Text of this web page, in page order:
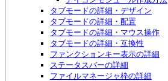
タブモードの詳細・デザイン
タブモードの詳細・配置
タブモードの詳細・マウス操作
タブモードの詳細・互換性
ファンクションキー表示の詳細
ステータスバーの詳細
ファイルマネージャ枠の詳細